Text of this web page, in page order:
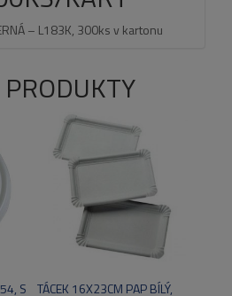
– L183K, 300ks v kartonu
S
TÁCEK 16X23CM PAP BÍLÝ,